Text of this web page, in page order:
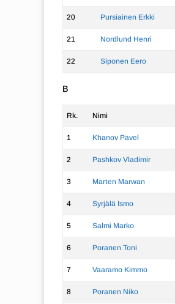
20 Pursiainen Erkki
21 Nordlund Henri
22 Siponen Eero
B
Rk. Nimi
1 Khanov Pavel
2 Pashkov Vladimir
3 Marten Marwan
4 Syrjälä Ismo
5 Salmi Marko
6 Poranen Toni
7 Vaaramo Kimmo
8 Poranen Niko